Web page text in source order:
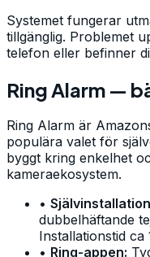
Systemet fungerar
tillgänglig. Problemet
telefon eller befinner
Ring Alarm —
Ring Alarm är
populära valet för
byggt kring enkelhet
kameraekosystem.
•
dubbelhäftande
Installationstid ca
• Ring-appen: